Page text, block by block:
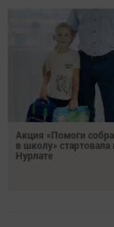
Акция «Помоги
в школу» стартовала
Нурлате